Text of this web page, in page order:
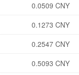
0.0509 CNY
0.1273 CNY
0.2547 CNY
0.5093 CNY